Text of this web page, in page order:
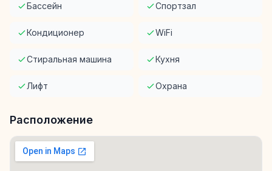
Бассейн Спортзал
Кондиционер WiFi
Стиральная машина Кухня
Лифт Охрана
Расположение